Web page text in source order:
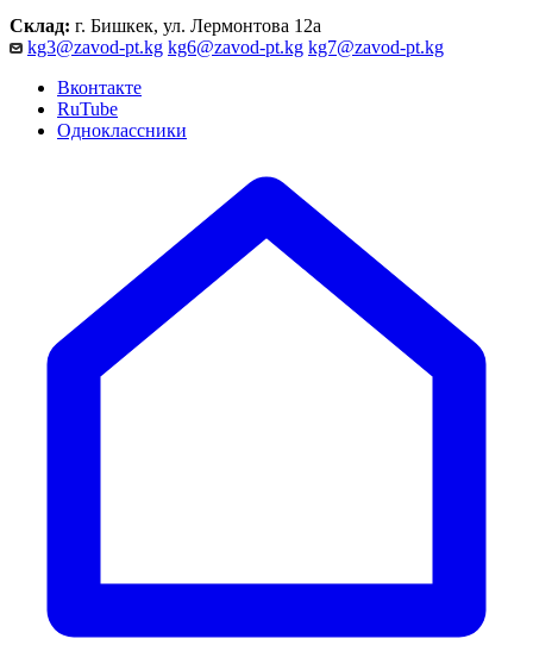
Склад: г. Бишкек, ул. Лермонтова 12а
kg3@zavod-pt.kg kg6@zavod-pt.kg kg7@zavod-pt.kg
Вконтакте
RuTube
Одноклассники